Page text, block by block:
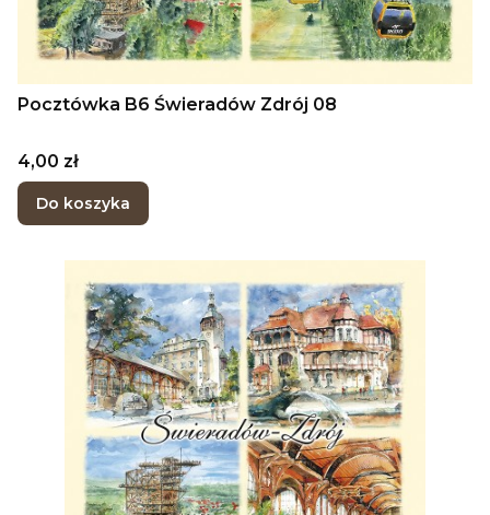
Pocztówka B6 Świeradów Zdrój 08
Cena
4,00 zł
Do koszyka